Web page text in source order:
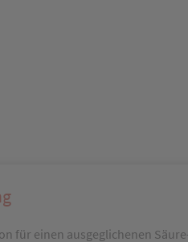
für einen ausgeglichenen